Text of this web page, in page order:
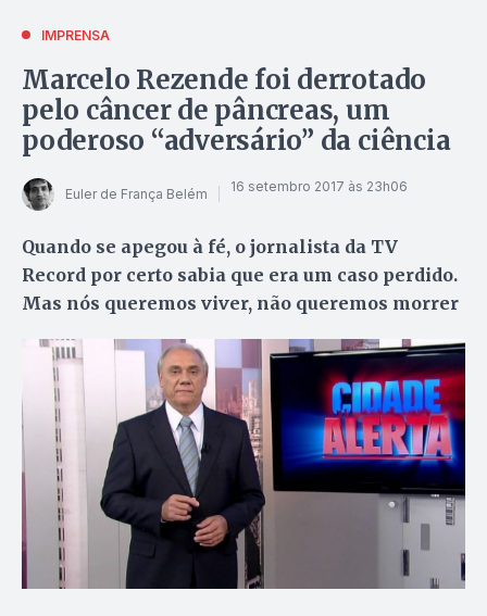
IMPRENSA
Marcelo Rezende foi derrotado
pelo câncer de pâncreas, um
poderoso “adversário” da ciência
Euler de França Belém 16 setembro 2017 às 23h06
Quando se apegou à fé, o jornalista da TV
Record por certo sabia que era um caso perdido.
Mas nós queremos viver, não queremos morrer